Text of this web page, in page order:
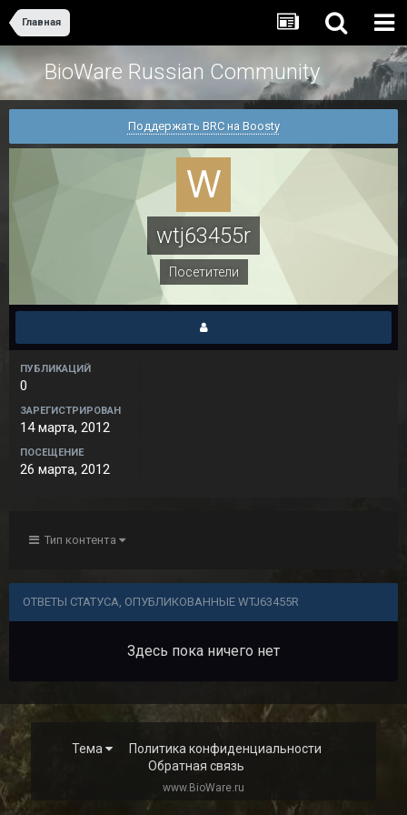
Главная
BioWare Russian Community
Поддержать BRC на Boosty
wtj63455r
Посетители
ПУБЛИКАЦИЙ
0
ЗАРЕГИСТРИРОВАН
14 марта, 2012
ПОСЕЩЕНИЕ
26 марта, 2012
Тип контента
ОТВЕТЫ СТАТУСА, ОПУБЛИКОВАННЫЕ WTJ63455R
Здесь пока ничего нет
Тема
Политика конфиденциальности
Обратная связь
www.BioWare.ru